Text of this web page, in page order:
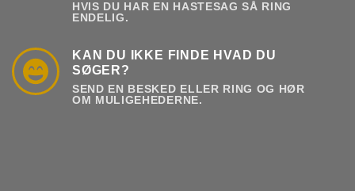
HVIS DU HAR EN HASTESAG SÅ RING
ENDELIG.
KAN DU IKKE FINDE HVAD DU
SØGER?
SEND EN BESKED ELLER RING OG HØR
OM MULIGEHEDERNE.